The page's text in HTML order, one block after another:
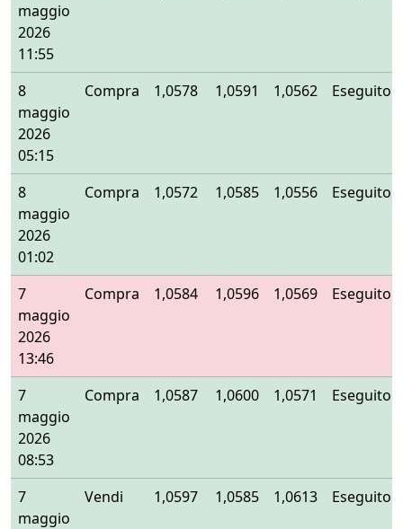
maggio
2026
11:55
8
maggio
2026
05:15
Compra 1,0578 1,0591 1,0562 Eseguito
8
maggio
2026
01:02
Compra 1,0572 1,0585 1,0556 Eseguito
7
maggio
2026
13:46
Compra 1,0584 1,0596 1,0569 Eseguito
7
maggio
2026
08:53
Compra 1,0587 1,0600 1,0571 Eseguito
7
maggio
Vendi 1,0597 1,0585 1,0613 Eseguito